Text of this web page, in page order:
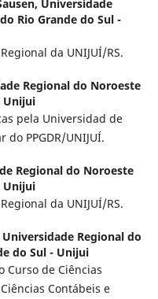
Universidade
Rio Grande do Sul -
da UNIJUÍ/RS.
Regional do Noroeste
Unijui
pela Universidad de
PPGDR/UNIJUÍ.
Regional do Noroeste
Unijui
da UNIJUÍ/RS.
Universidade Regional do
do Sul - Unijui
Curso de Ciências
Contábeis e